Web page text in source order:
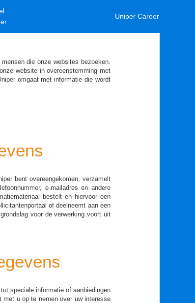
Uniper Career
die onze websites bezoeken.
website in overeenstemming met
omgaat met informatie die wordt
bent overeengekomen, verzamelt
e-mailadres en andere
bestelt en hiervoor een
of deelneemt aan een
voor de verwerking voort uit
speciale informatie of aanbiedingen
met u op te nemen over uw interesse